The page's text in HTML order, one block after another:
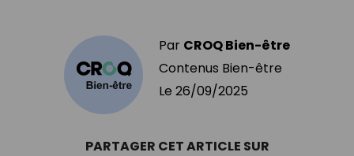
Par CROQ Bien-être
Contenus Bien-être
Le 26/09/2025
PARTAGER CET ARTICLE SUR